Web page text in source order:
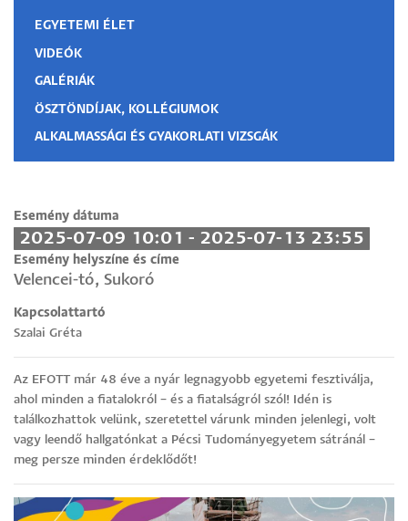
EGYETEMI ÉLET
VIDEÓK
GALÉRIÁK
ÖSZTÖNDÍJAK, KOLLÉGIUMOK
ALKALMASSÁGI ÉS GYAKORLATI VIZSGÁK
Esemény dátuma
2025-07-09 10:01 - 2025-07-13 23:55
Esemény helyszíne és címe
Velencei-tó, Sukoró
Kapcsolattartó
Szalai Gréta
Az EFOTT már 48 éve a nyár legnagyobb egyetemi fesztiválja,
ahol minden a fiatalokról – és a fiatalságról szól! Idén is
találkozhattok velünk, szeretettel várunk minden jelenlegi, volt
vagy leendő hallgatónkat a Pécsi Tudományegyetem sátránál –
meg persze minden érdeklődőt!